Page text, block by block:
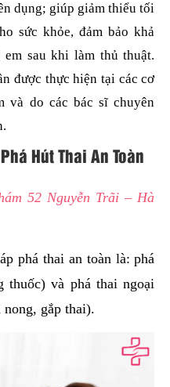
dụng; giúp giảm thiểu tối
sức khỏe, đảm bảo khả
sau khi làm thủ thuật.
được thực hiện tại các cơ
và do các bác sĩ chuyên
Hút Thai An Toàn
52 Nguyễn Trãi – Hà
phá thai an toàn là: phá
thuốc) và phá thai ngoại
gắp thai).